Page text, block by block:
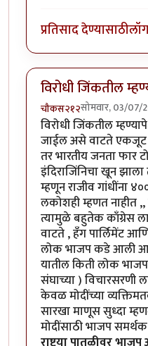
प्रतिसाद देण्यासाठी
विरोधी जिंकतील
चौकस२१२सोमवार, 03/07/
विरोधी जिंकतील
जाईल असे वाटते एकजूट
तर भारतीय जनता फार
इंदिराजिंनिचा खून
म्हणून राजीव गांधींना
लकोशही म्हणत नाहीत
त्यामुळे बहुतेक काँग्रेस
वाटते , हँग पार्लिमेंट
लोक भाजप कडे आली
यातील किती लोक
संघाच्या ) विचारसरणी
केवळ मोदींच्या
सारखा माणूस सुध्दा
मोदींसाठी भाजप